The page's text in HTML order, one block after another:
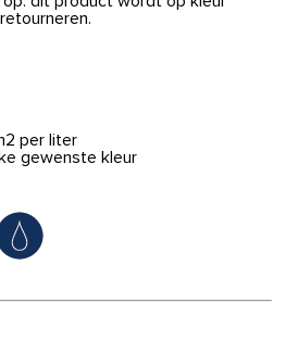
per liter
gewenste kleur